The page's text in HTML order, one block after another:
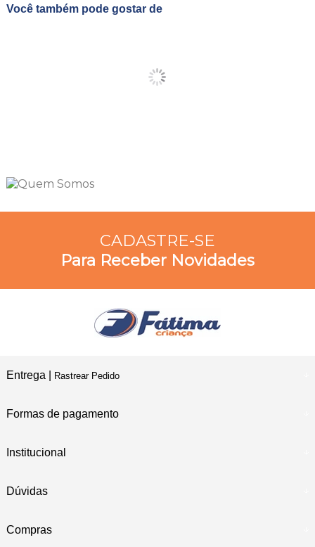
Você também pode gostar de
CADASTRE-SE
Para Receber Novidades
Entrega | Rastrear Pedido
Formas de pagamento
Institucional
Dúvidas
Compras